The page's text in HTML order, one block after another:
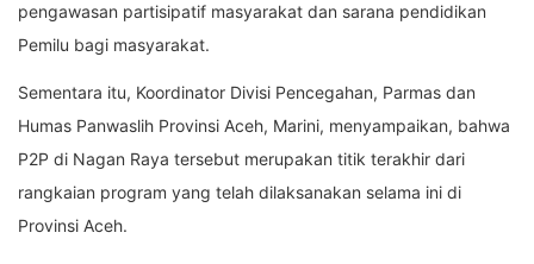
pengawasan partisipatif masyarakat dan sarana pendidikan
Pemilu bagi masyarakat.
Sementara itu, Koordinator Divisi Pencegahan, Parmas dan
Humas Panwaslih Provinsi Aceh, Marini, menyampaikan, bahwa
P2P di Nagan Raya tersebut merupakan titik terakhir dari
rangkaian program yang telah dilaksanakan selama ini di
Provinsi Aceh.